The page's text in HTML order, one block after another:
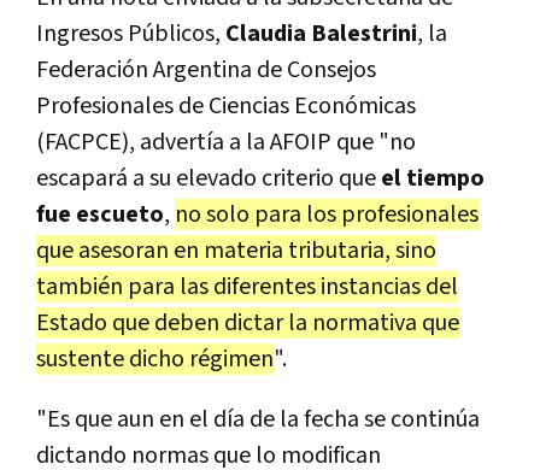
Ingresos Públicos, Claudia Balestrini, la
Federación Argentina de Consejos
Profesionales de Ciencias Económicas
(FACPCE), advertía a la AFOIP que "no
escapará a su elevado criterio queel tiempo
fue escueto, no solo para los profesionales
que asesoran en materia tributaria, sino
también para las diferentes instancias del
Estado que deben dictar la normativa que
sustente dicho régimen".
"Es que aun en el día de la fecha se continúa
dictando normas que lo modifican